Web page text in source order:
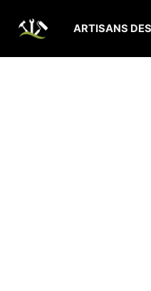
contenu
ARTISANS